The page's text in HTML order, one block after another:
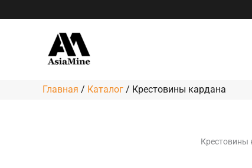
к
содержимому
Главная / Каталог / Крестовины кардана
Крестовины
популярности